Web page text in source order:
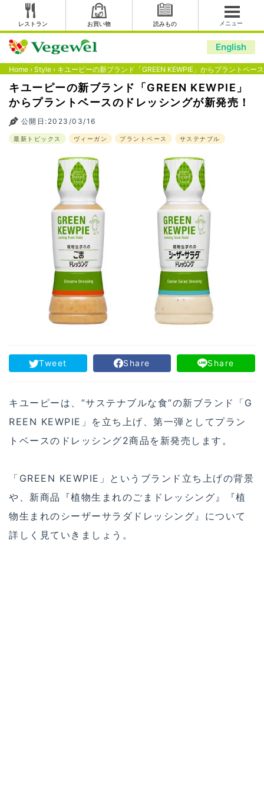
レストラン お買い物 読みもの メニュー
English
Home › Style › キユーピーの新ブランド「GREEN KEWPIE」からプラントベー
キユーピーの新ブランド「GREEN KEWPIE」
からプラントベースのドレッシングが新発売！
公開日:2023/03/16
最新トピックス ヴィーガン プラントベース サステナブル
Tweet Share Share
キユーピーは、”サステナブルな食”の新ブランド「G
REEN KEWPIE」を立ち上げ、第一弾としてプラン
トベースのドレッシング2商品を新発売します。
「GREEN KEWPIE」というブランド立ち上げの背景
や、新商品『植物生まれのごまドレッシング』『植
物生まれのシーザーサラダドレッシング』について
詳しく見ていきましょう。